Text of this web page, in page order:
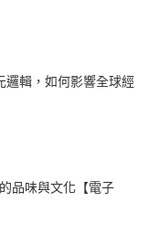
邏輯，如何影響全球經
品味與文化【電子